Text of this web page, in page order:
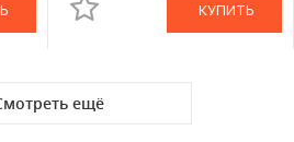
КУПИТЬ
ещё